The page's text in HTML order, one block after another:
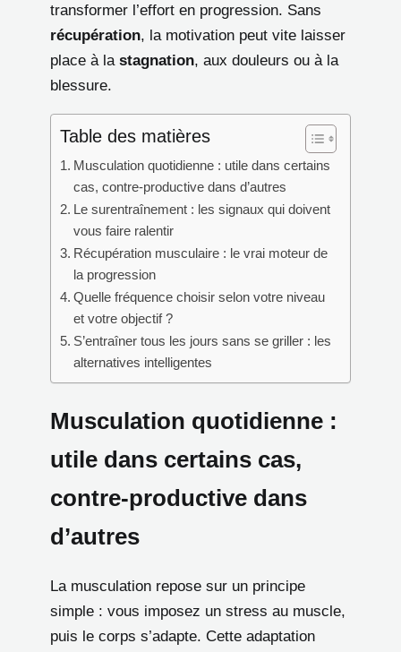
transformer l’effort en progression. Sans
récupération, la motivation peut vite laisser
place à la stagnation, aux douleurs ou à la
blessure.
Table des matières
Musculation quotidienne : utile dans certains
cas, contre-productive dans d’autres
Le surentraînement : les signaux qui doivent
vous faire ralentir
Récupération musculaire : le vrai moteur de
la progression
Quelle fréquence choisir selon votre niveau
et votre objectif ?
S’entraîner tous les jours sans se griller : les
alternatives intelligentes
Musculation quotidienne :
utile dans certains cas,
contre-productive dans
d’autres
La musculation repose sur un principe
simple : vous imposez un stress au muscle,
puis le corps s’adapte. Cette adaptation